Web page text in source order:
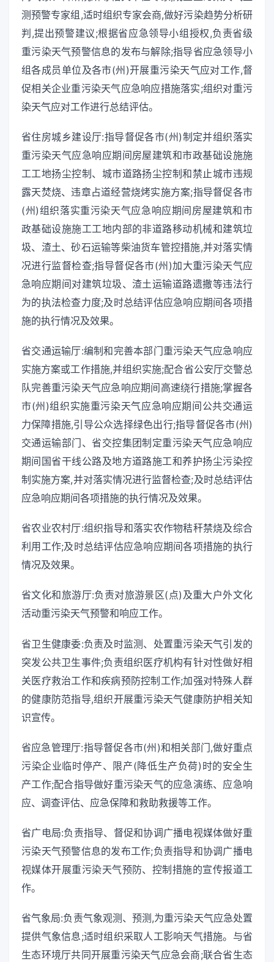
测预警专家组,适时组织专家会商,做好污染趋势分析研
判,提出预警建议;根据省应急领导小组授权,负责省级
重污染天气预警信息的发布与解除;指导省应急领导小
组各成员单位及各市(州)开展重污染天气应对工作,督
促相关企业重污染天气应急响应措施落实;组织对重污
染天气应对工作进行总结评估。
省住房城乡建设厅:指导督促各市(州)制定并组织落实
重污染天气应急响应期间房屋建筑和市政基础设施施
工工地扬尘控制、城市道路扬尘控制和禁止城市违规
露天焚烧、违章占道经营烧烤实施方案;指导督促各市
(州)组织落实重污染天气应急响应期间房屋建筑和市
政基础设施施工工地内部的非道路移动机械和建筑垃
圾、渣土、砂石运输等柴油货车管控措施,并对落实情
况进行监督检查;指导督促各市(州)加大重污染天气应
急响应期间对建筑垃圾、渣土运输道路遗撒等违法行
为的执法检查力度;及时总结评估应急响应期间各项措
施的执行情况及效果。
省交通运输厅:编制和完善本部门重污染天气应急响应
实施方案或工作措施,并组织实施;配合省公安厅交警总
队完善重污染天气应急响应期间高速绕行措施;掌握各
市(州)组织实施重污染天气应急响应期间公共交通运
力保障措施,引导公众选择绿色出行;指导督促各市(州)
交通运输部门、省交控集团制定重污染天气应急响应
期间国省干线公路及地方道路施工和养护扬尘污染控
制实施方案,并对落实情况进行监督检查;及时总结评估
应急响应期间各项措施的执行情况及效果。
省农业农村厅:组织指导和落实农作物秸秆禁烧及综合
利用工作;及时总结评估应急响应期间各项措施的执行
情况及效果。
省文化和旅游厅:负责对旅游景区(点)及重大户外文化
活动重污染天气预警和响应工作。
省卫生健康委:负责及时监测、处置重污染天气引发的
突发公共卫生事件;负责组织医疗机构有针对性做好相
关医疗救治工作和疾病预防控制工作;加强对特殊人群
的健康防范指导,组织开展重污染天气健康防护相关知
识宣传。
省应急管理厅:指导督促各市(州)和相关部门,做好重点
污染企业临时停产、限产(降低生产负荷)时的安全生
产工作;配合指导做好重污染天气的应急演练、应急响
应、调查评估、应急保障和救助救援等工作。
省广电局:负责指导、督促和协调广播电视媒体做好重
污染天气预警信息的发布工作;负责指导和协调广播电
视媒体开展重污染天气预防、控制措施的宣传报道工
作。
省气象局:负责气象观测、预测,为重污染天气应急处置
提供气象信息;适时组织采取人工影响天气措施。与省
生态环境厅共同开展重污染天气应急会商;联合省生态